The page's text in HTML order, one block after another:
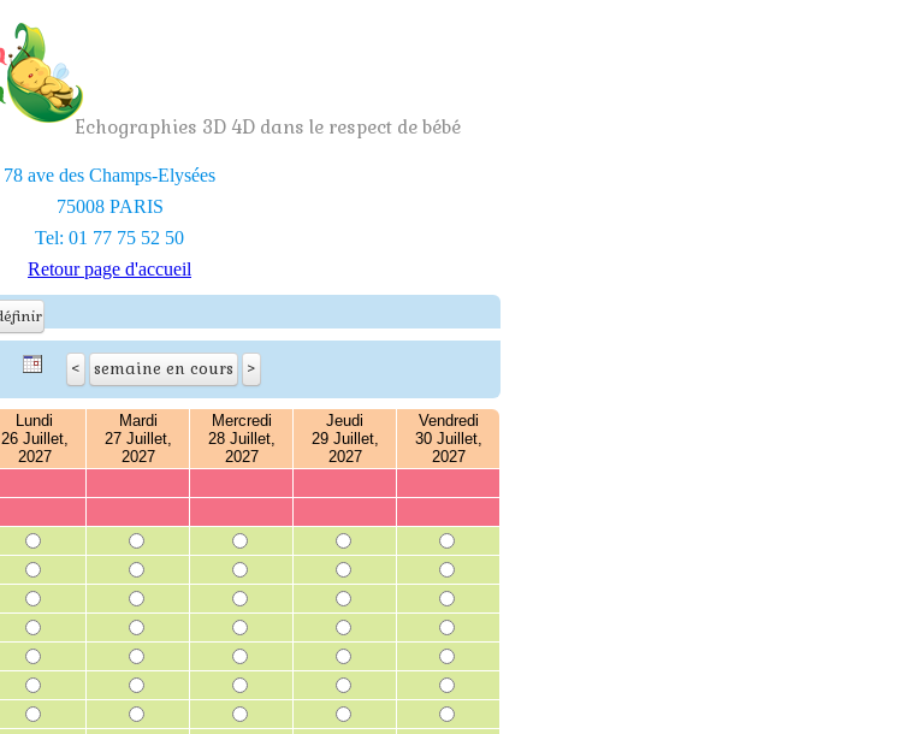
Echographies 3D 4D dans le respect de bébé
78 ave des Champs-Elysées
75008 PARIS
Tel: 01 77 75 52 50
Retour page d'accueil
Lundi
26 Juillet,
2027
Mardi
27 Juillet,
2027
Mercredi
28 Juillet,
2027
Jeudi
29 Juillet,
2027
Vendredi
30 Juillet,
2027